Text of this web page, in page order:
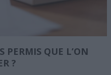
PERMIS QUE L’ON
?